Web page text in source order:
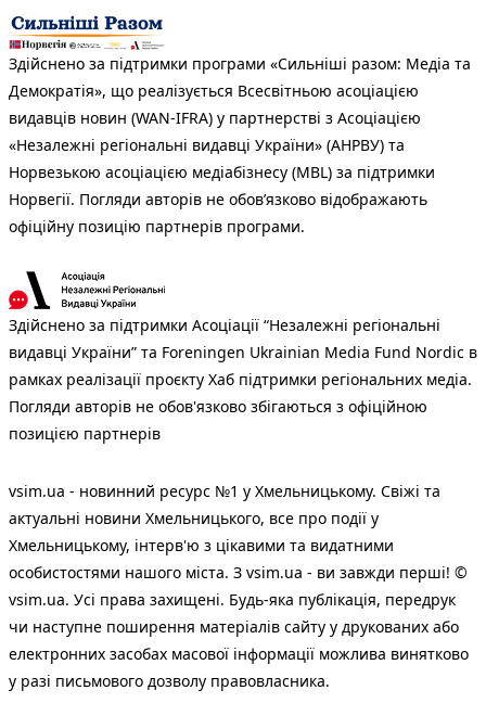
Здійснено за підтримки програми «Сильніші разом: Медіа та
Демократія», що реалізується Всесвітньою асоціацією
видавців новин (WAN-IFRA) у партнерстві з Асоціацією
«Незалежні регіональні видавці України» (АНРВУ) та
Норвезькою асоціацією медіабізнесу (MBL) за підтримки
Норвегії. Погляди авторів не обов’язково відображають
офіційну позицію партнерів програми.
Здійснено за підтримки Асоціації “Незалежні регіональні
видавці України” та Foreningen Ukrainian Media Fund Nordic в
рамках реалізації проєкту Хаб підтримки регіональних медіа.
Погляди авторів не обов'язково збігаються з офіційною
позицією партнерів
vsim.ua - новинний ресурс №1 у Хмельницькому. Свіжі та
актуальні новини Хмельницького, все про події у
Хмельницькому, інтерв'ю з цікавими та видатними
особистостями нашого міста. З vsim.ua - ви завжди перші! ©
vsim.ua. Усі права захищені. Будь-яка публiкацiя, передрук
чи наступне поширення матеріалів сайту у друкованих або
електронних засобах масової інформації можлива винятково
у разі письмового дозволу правовласника.